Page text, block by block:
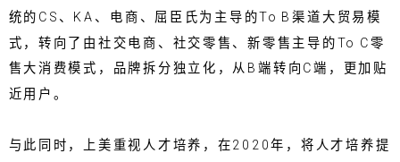
统的CS、KA、电商、屈臣氏为主导的To B渠道大贸易模
式，转向了由社交电商、社交零售、新零售主导的To C零
售大消费模式，品牌拆分独立化，从B端转向C端，更加贴
近用户。
与此同时，上美重视人才培养，在2020年，将人才培养提